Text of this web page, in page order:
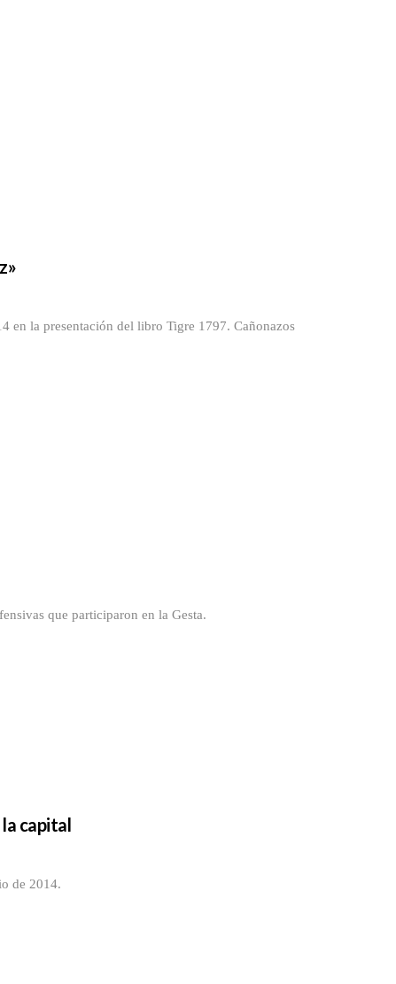
en la presentación del libro Tigre 1797. Cañonazos
que participaron en la Gesta.
capital
de 2014.